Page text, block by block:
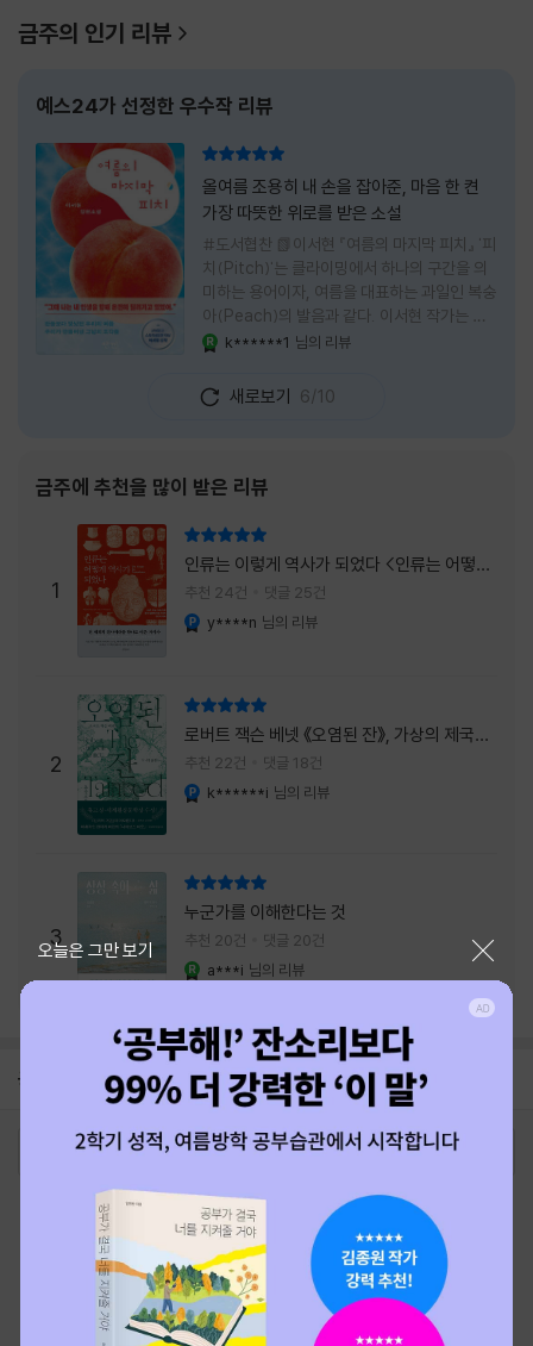
금주의 인기 리뷰
예스24가 선정한 우수작 리뷰
올여름 조용히 내 손을 잡아준, 마음 한 켠
가장 따뜻한 위로를 받은 소설
#도서협찬 📗이서현 『여름의 마지막 피치』 '피
치(Pitch)'는 클라이밍에서 하나의 구간을 의
미하는 용어이자, 여름을 대표하는 과일인 복숭
아(Peach)의 발음과 같다. 이서현 작가는 이
중의적인 제목 안에 소설이 전하고 싶은 메시지
럼 가장 달콤하고 찬란한 계절인 여름. 하지만
그 여름도 끝이 있다. 그리고 클라이밍의 피치
피치』는 끝나가는 여름의 아쉬움과 새로운 계
의미하는 제목이었다. 소설은 각자의 '여름'을
잃어버린 다섯 인물들의 이야기를 담고 있다.
👧연인에게 이별을 통보받고 외모를 향한 악성
댓글로 인해 카메라 앞에 설 수 없게 된 요리 유
튜버
k******1 님의 리뷰
새로보기 6/10
금주에 추천을 많이 받은 리뷰
1
인류는 이렇게 역사가 되었다 <인류는 어떻게
역사가 되었나>
추천 24건 댓글 25건
y****n 님의 리뷰
2
로버트 잭슨 베넷 《오염된 잔》, 가상의 제국이
주는 실감과 미스터리 사건의 치밀함이 이루어
내는 최상의 시너지...
추천 22건 댓글 18건
k******i 님의 리뷰
3
누군가를 이해한다는 것
추천 20건 댓글 20건
a***i 님의 리뷰
공지 26년 NBCI 수상 안내
2026-08-01
오늘은 그만 보기
로그인 최근 본 상품 주문/배송
고객센터 1544-3800 티켓 1544-6399
중고샵 1566-4295
eBook 1:1문의/채팅상담
예스이십사(주) 사업자 정보
이용약관
개인정보처리방침
청소년보호정책
PC버전
회사소개
거래처관계자께